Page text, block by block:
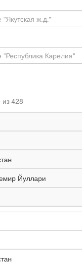
из 428
Йуллари